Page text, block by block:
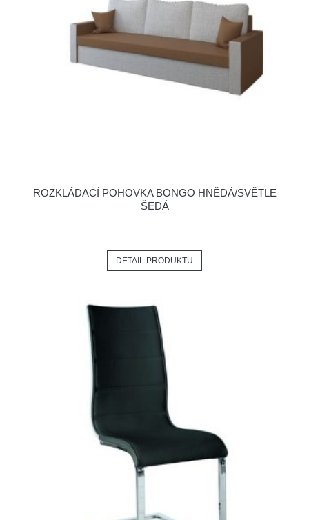
ROZKLÁDACÍ POHOVKA BONGO HNĚDÁ/SVĚTLE
ŠEDÁ
DETAIL PRODUKTU